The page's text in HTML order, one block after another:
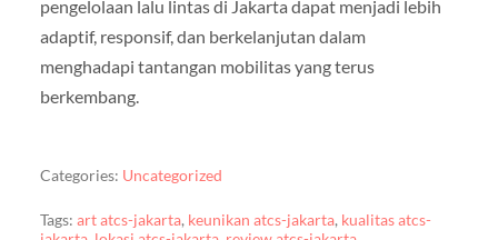
pengelolaan lalu lintas di Jakarta dapat menjadi lebih
adaptif, responsif, dan berkelanjutan dalam
menghadapi tantangan mobilitas yang terus
berkembang.
Categories: Uncategorized
Tags: art atcs-jakarta, keunikan atcs-jakarta, kualitas atcs-